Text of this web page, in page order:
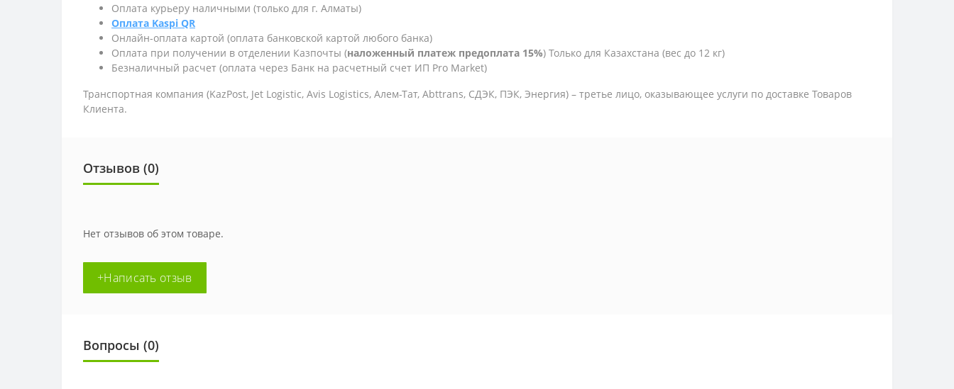
Оплата курьеру наличными (только для г. Алматы)
Оплата Kaspi QR
Онлайн-оплата картой (оплата банковской картой любого банка)
Оплата при получении в отделении Казпочты (наложенный платеж предоплата 15%) Только для Казахстана (вес до 12 кг)
Безналичный расчет (оплата через Банк на расчетный счет ИП Pro Market)
Транспортная компания (KazPost, Jet Logistic, Avis Logistics, Алем-Тат, Abttrans, СДЭК, ПЭК, Энергия) – третье лицо, оказывающее услуги по доставке Товаров
Клиента.
Отзывов (0)
Нет отзывов об этом товаре.
+Написать отзыв
Вопросы (0)